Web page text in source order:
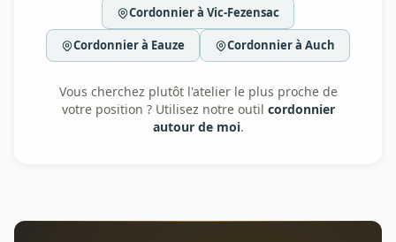
Cordonnier à Vic-Fezensac
Cordonnier à Eauze Cordonnier à Auch
Vous cherchez plutôt l'atelier le plus proche de
votre position ? Utilisez notre outil cordonnier
autour de moi.